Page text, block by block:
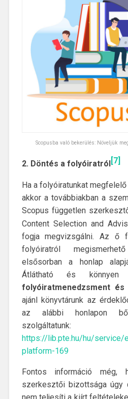
Scopusba való bekerülés: Növeljük
2. Döntés a folyóiratról [7]
Ha a folyóiratunkat
akkor a továbbiakban a
Scopus független
Content Selection and
fogja megvizsgálni. Az ő
folyóiratról
elsősorban a honlap
Átlátható és könnyen
folyóiratmenedzsment
ajánl könyvtárunk az
az alábbi honlapon
szolgáltatunk:
https://lib.pte.hu/hu/service/
platform-169
Fontos információ még,
szerkesztői bizottsága úgy